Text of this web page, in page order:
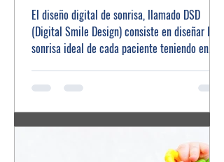
El diseño digital de sonrisa, llamado DSD
(Digital Smile Design) consiste en diseñar la
sonrisa ideal de cada paciente teniendo en